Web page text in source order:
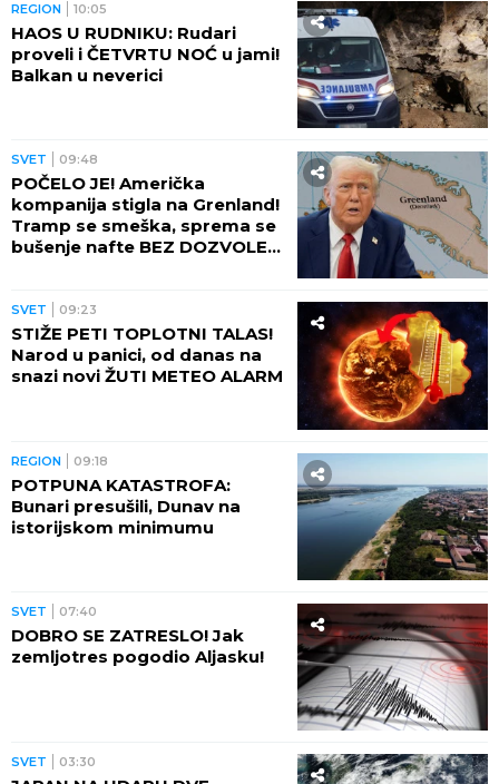
REGION 10:05
HAOS U RUDNIKU: Rudari
proveli i ČETVRTU NOĆ u jami!
Balkan u neverici
SVET 09:48
POČELO JE! Američka
kompanija stigla na Grenland!
Tramp se smeška, sprema se
bušenje nafte BEZ DOZVOLE
SVET 09:23
STIŽE PETI TOPLOTNI TALAS!
Narod u panici, od danas na
snazi novi ŽUTI METEO ALARM
REGION 09:18
POTPUNA KATASTROFA:
Bunari presušili, Dunav na
istorijskom minimumu
SVET 07:40
DOBRO SE ZATRESLO! Jak
zemljotres pogodio Aljasku!
SVET 03:30